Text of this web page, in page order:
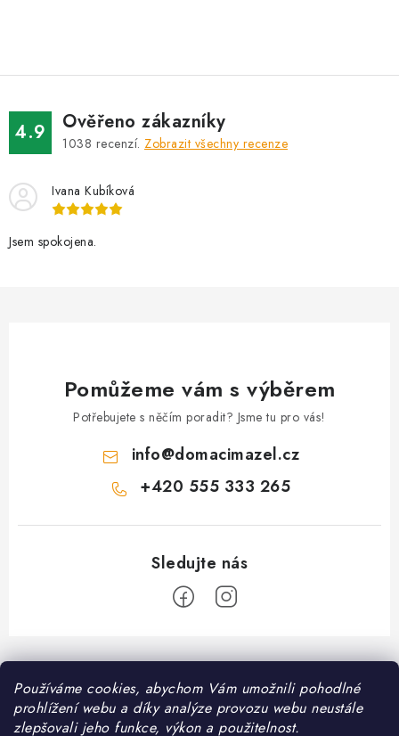
Používáme cookies, abychom Vám umožnili pohodlné
prohlížení webu a díky analýze provozu webu neustále
zlepšovali jeho funkce, výkon a použitelnost.
á
d
a
c
p
v
4.9 Ověřeno zákazníky
1038 recenzí. Zobrazit všechny recenze
Ivana Kubíková
Jsem spokojena.
Pomůžeme vám s výběrem
Potřebujete s něčím poradit? Jsme tu pro vás!
info@domacimazel.cz
+420 555 333 265
Z
á
Informace pro vás
Kontakt